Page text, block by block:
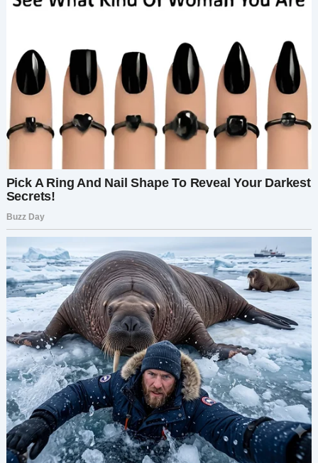
— Сара привезёт близнецов. А Майкл летит из
Сиэтла с женой. Марта уже меню составляет —
индейка, ветчина, её знаменитый яблочный
— Почти как Мариам… — пробормотал Арнольд.
— Она пекла днями. Весь дом пах корицей и
любовью.
В ту ночь он сел за кухонный стол. Перед ним
лежал старый дисковый телефон. Он казался
непреодолимой вершиной. Но это была его
традиция.
Первой он набрал номер Дженни.
— Привет, папа. Что-то случилось?
Голос был далёким, занятым.
— Дженни, помнишь, как ты нарядилась
принцессой на Хэллоуин, а я был драконом? Ты
говорила, что принцессе не нужен принц, если